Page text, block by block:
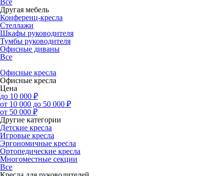
Все
Другая мебель
Конференц-кресла
Стеллажи
Шкафы руководителя
Тумбы руководителя
Офисные диваны
Все
Офисные кресла
Офисные кресла
Цена
до 10 000 ₽
от 10 000 до 50 000 ₽
от 50 000 ₽
Другие категории
Детские кресла
Игровые кресла
Эргономичные кресла
Ортопедические кресла
Многоместные секции
Все